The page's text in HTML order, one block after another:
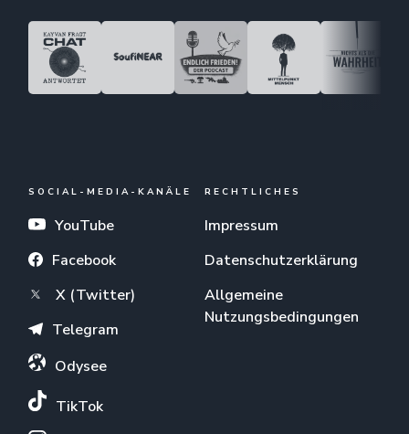
SOCIAL-MEDIA-KANÄLE
YouTube
Facebook
X (Twitter)
Telegram
Odysee
TikTok
RECHTLICHES
Impressum
Datenschutzerklärung
Allgemeine
Nutzungsbedingungen